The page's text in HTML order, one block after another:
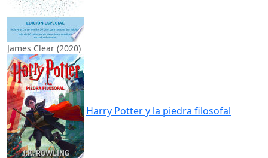
James Clear (2020)
Harry Potter y la piedra filosofal